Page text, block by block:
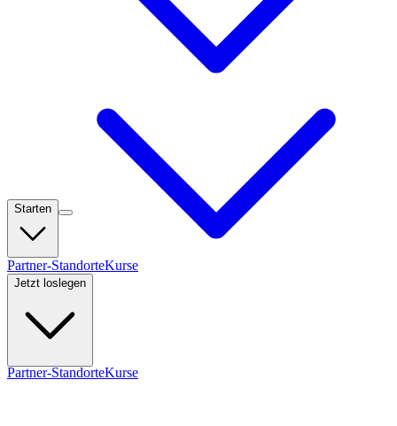
Starten
Partner-StandorteKurse
Jetzt loslegen
Partner-StandorteKurse